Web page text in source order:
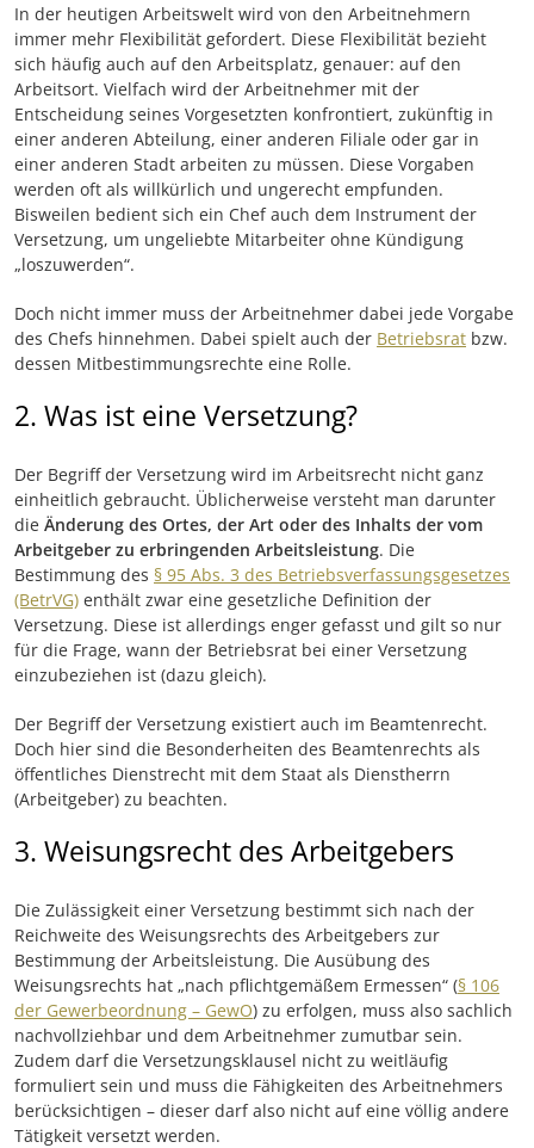
In der heutigen Arbeitswelt wird von den Arbeitnehmern
immer mehr Flexibilität gefordert. Diese Flexibilität bezieht
sich häufig auch auf den Arbeitsplatz, genauer: auf den
Arbeitsort. Vielfach wird der Arbeitnehmer mit der
Entscheidung seines Vorgesetzten konfrontiert, zukünftig in
einer anderen Abteilung, einer anderen Filiale oder gar in
einer anderen Stadt arbeiten zu müssen. Diese Vorgaben
werden oft als willkürlich und ungerecht empfunden.
Bisweilen bedient sich ein Chef auch dem Instrument der
Versetzung, um ungeliebte Mitarbeiter ohne Kündigung
„loszuwerden“.
Doch nicht immer muss der Arbeitnehmer dabei jede Vorgabe
des Chefs hinnehmen. Dabei spielt auch der Betriebsrat bzw.
dessen Mitbestimmungsrechte eine Rolle.
2. Was ist eine Versetzung?
Der Begriff der Versetzung wird im Arbeitsrecht nicht ganz
einheitlich gebraucht. Üblicherweise versteht man darunter
die Änderung des Ortes, der Art oder des Inhalts der vom
Arbeitgeber zu erbringenden Arbeitsleistung. Die
Bestimmung des § 95 Abs. 3 des Betriebsverfassungsgesetzes
(BetrVG) enthält zwar eine gesetzliche Definition der
Versetzung. Diese ist allerdings enger gefasst und gilt so nur
für die Frage, wann der Betriebsrat bei einer Versetzung
einzubeziehen ist (dazu gleich).
Der Begriff der Versetzung existiert auch im Beamtenrecht.
Doch hier sind die Besonderheiten des Beamtenrechts als
öffentliches Dienstrecht mit dem Staat als Dienstherrn
(Arbeitgeber) zu beachten.
3. Weisungsrecht des Arbeitgebers
Die Zulässigkeit einer Versetzung bestimmt sich nach der
Reichweite des Weisungsrechts des Arbeitgebers zur
Bestimmung der Arbeitsleistung. Die Ausübung des
Weisungsrechts hat „nach pflichtgemäßem Ermessen“ (§ 106
der Gewerbeordnung – GewO) zu erfolgen, muss also sachlich
nachvollziehbar und dem Arbeitnehmer zumutbar sein.
Zudem darf die Versetzungsklausel nicht zu weitläufig
formuliert sein und muss die Fähigkeiten des Arbeitnehmers
berücksichtigen – dieser darf also nicht auf eine völlig andere
Tätigkeit versetzt werden.